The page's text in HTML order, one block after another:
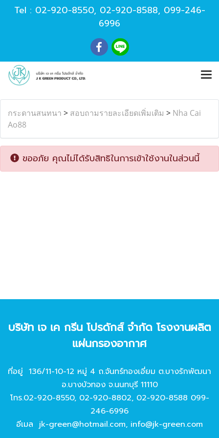
Tel : 02-920-8550, 02-920-8588, 099-246-
6996
กระดานสนทนา > สอบถามรายละเอียดเพิ่มเติม > Nha Cai
Ao88
ขออภัย คุณไม่ได้รับสิทธิในการเข้าใช้งานในส่วนนี้
บริษัท เจ เค กรีน โปรดักส์ จํากัด โรงงานผลิต
แผ่นกรองอากาศ
ที่อยู่ 136/11-10-12 หมู่ 4 ถ.จันทร์ทองเอี่ยม ต.บางรักพัฒนา
อ.บางบัวทอง จ.นนทบุรี 11110
โทร.02-920-8550, 02-920-8802, 02-920-8588 099-
246-6996
อีเมล jk-green@hotmail.com, info@jk-green.com